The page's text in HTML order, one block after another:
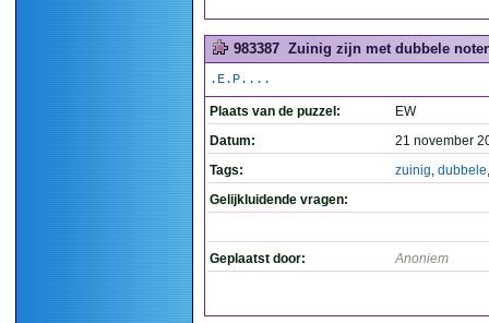
983387 Zuinig zijn met dubbele
.E.P....
Plaats van de puzzel:
EW
Datum:
21 november
Tags:
zuinig, dubbele
Gelijkluidende vragen:
Geplaatst door: Anoniem